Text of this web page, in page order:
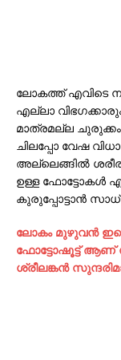
ലോകത്ത് എവിടെ
എല്ലാ
മാത്രമല്ല ചുരുക്കം
ചിലപ്പോ വേഷ
അല്ലെങ്ങില്‍ ശരീര
ഉള്ള ഫോട്ടോകള്‍
കുരുപ്പോട്ടാന്‍
ലോകം മുഴുവന്‍
ഫോട്ടോഷൂട്ട്‌ ആണ്
ശ്രീലങ്കന്‍